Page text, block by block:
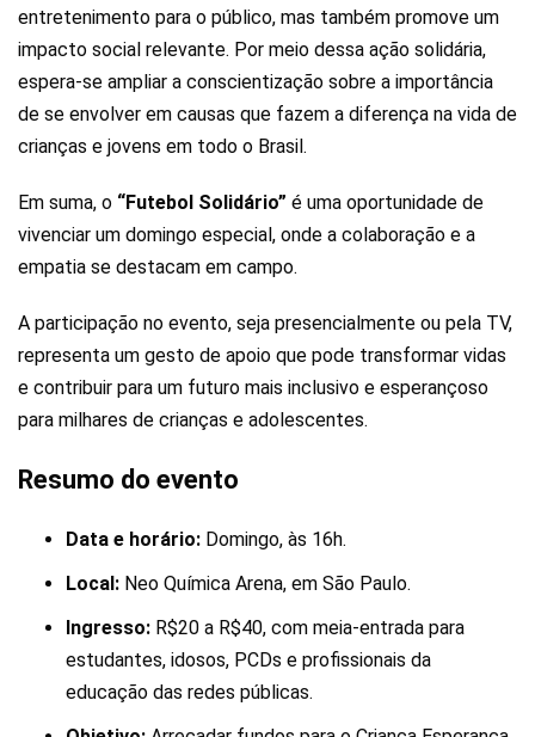
entretenimento para o público, mas também promove um
impacto social relevante. Por meio dessa ação solidária,
espera-se ampliar a conscientização sobre a importância
de se envolver em causas que fazem a diferença na vida de
crianças e jovens em todo o Brasil.
Em suma, o “Futebol Solidário” é uma oportunidade de
vivenciar um domingo especial, onde a colaboração e a
empatia se destacam em campo.
A participação no evento, seja presencialmente ou pela TV,
representa um gesto de apoio que pode transformar vidas
e contribuir para um futuro mais inclusivo e esperançoso
para milhares de crianças e adolescentes.
Resumo do evento
Data e horário: Domingo, às 16h.
Local: Neo Química Arena, em São Paulo.
Ingresso: R$20 a R$40, com meia-entrada para
estudantes, idosos, PCDs e profissionais da
educação das redes públicas.